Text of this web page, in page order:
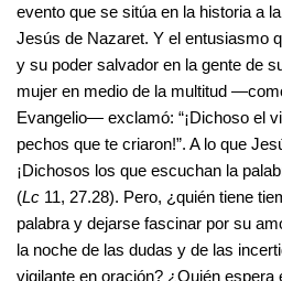
evento que se sitúa en la historia a
Jesús de Nazaret. Y el entusiasmo
y su poder salvador en la gente de
mujer en medio de la multitud
Evangelio— exclamó: “¡Dichoso el
pechos que te criaron!”. A lo que
¡Dichosos los que escuchan la
(Lc 11, 27.28). Pero, ¿quién tiene
palabra y dejarse fascinar por su
la noche de las dudas y de las
vigilante en oración? ¿Quién espera